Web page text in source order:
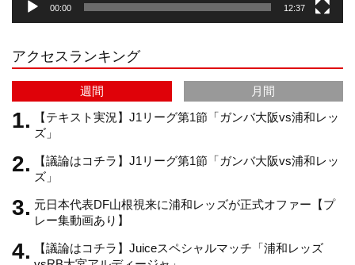
r
a
m
e
C
h
a
n
00:00 12:37
アクセスランキング
週間
月間
【テキスト実況】J1リーグ第1節「ガンバ大阪vs浦和レッ
ズ」
【議論はコチラ】J1リーグ第1節「ガンバ大阪vs浦和レッ
ズ」
元日本代表DF山根視来に浦和レッズが正式オファー【プ
レー集動画あり】
【議論はコチラ】Juiceスペシャルマッチ「浦和レッズ